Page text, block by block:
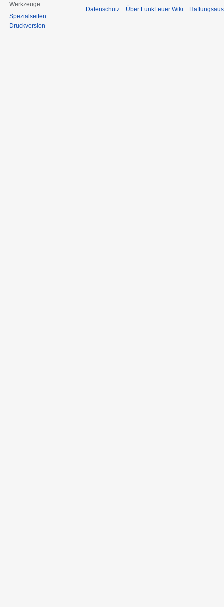
Werkzeuge
Spezialseiten
Druckversion
Datenschutz Über FunkFeuer Wiki